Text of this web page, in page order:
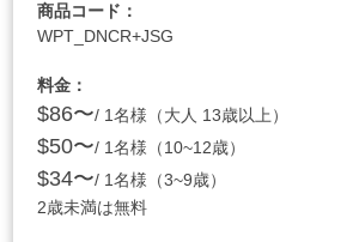
商品コード：
WPT_DNCR+JSG
料金：
$86〜/ 1名様（大人 13歳以上）
$50〜/ 1名様（10~12歳）
$34〜/ 1名様（3~9歳）
2歳未満は無料